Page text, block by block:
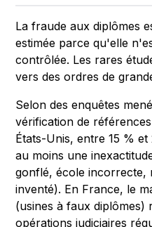
La fraude aux diplômes
estimée parce qu'elle
contrôlée. Les rares
vers des ordres de
Selon des enquêtes
vérification de
États-Unis, entre 15 %
au moins une
gonflé, école incorrecte,
inventé). En France, le
(usines à faux diplômes)
opérations judiciaires